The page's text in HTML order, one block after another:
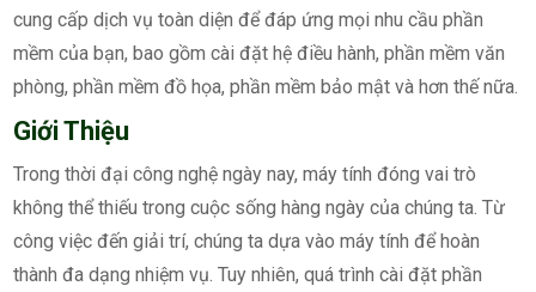
cung cấp dịch vụ toàn diện để đáp ứng mọi nhu cầu phần
mềm của bạn, bao gồm cài đặt hệ điều hành, phần mềm văn
phòng, phần mềm đồ họa, phần mềm bảo mật và hơn thế nữa.
Giới Thiệu
Trong thời đại công nghệ ngày nay, máy tính đóng vai trò
không thể thiếu trong cuộc sống hàng ngày của chúng ta. Từ
công việc đến giải trí, chúng ta dựa vào máy tính để hoàn
thành đa dạng nhiệm vụ. Tuy nhiên, quá trình cài đặt phần